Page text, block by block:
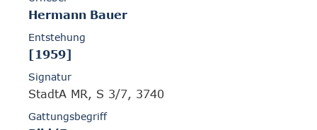
Hermann Bauer
Entstehung
[1959]
Signatur
StadtA MR, S 3/7, 3740
Gattungsbegriff